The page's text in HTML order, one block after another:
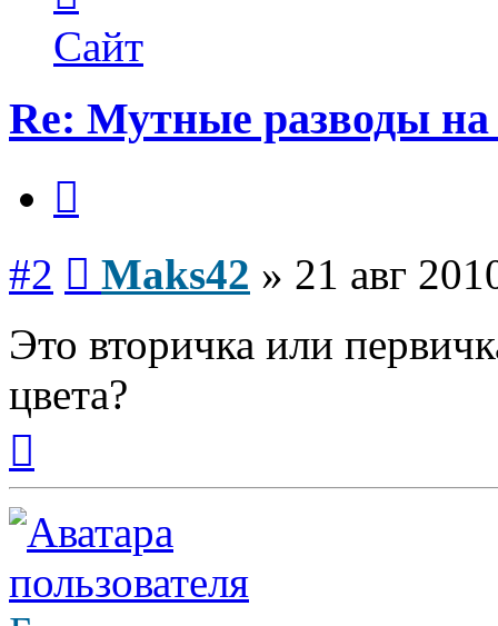
пользователя
Maks42
Сайт
Re: Мутные разводы на
#2 Maks42 » 21 авг
Это вторичка или
цвета?
началу